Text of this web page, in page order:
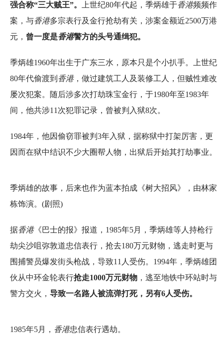
强合称“三大贼王”。
上世纪80年代起，季炳雄于香港频频作
案，与香港多宗表行及金行抢劫有关，涉案金额近2500万港
元， 曾一度是香港警方的头号通缉犯。
季炳雄1960年出生于广东三水，原本只是个小扒手。上世纪
80年代偷渡到 香港，做过建筑工人及装修工人，但贼性难改
屡次犯案。随后涉多次打劫珠宝金行，于1980年至1983年
间，他共涉11次犯罪记录，曾被判入狱8次。
1984年，他因偷窃罪被判3年入狱，据称狱中打架厉害，更
因而在狱中结识不少大圈帮人物，出狱后开始其打劫事业。
季炳雄的故事，后来也作为蓝本拍成《树大招风》，由林家
栋饰演。(剧照)
据香港《巴士的报》报道，1985年5月，季炳雄等人持枪行
劫尖沙咀弥敦道忠信表行，抢去180万元财物，逃走时更与
围捕警员爆发街头枪战，导致11人受伤。1994年，季炳雄团
伙从中环金轮表行抢走1000万元财物 ，逃至地铁中环站时与
警方交火， 导致一名路人被流弹打死，另有6人受伤。
1985年5月， 香港忠信表行遇劫。